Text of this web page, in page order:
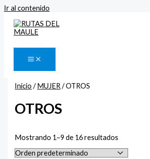
Ir al contenido
Inicio /MUJER/ OTROS
OTROS
Mostrando 1–9 de 16 resultados